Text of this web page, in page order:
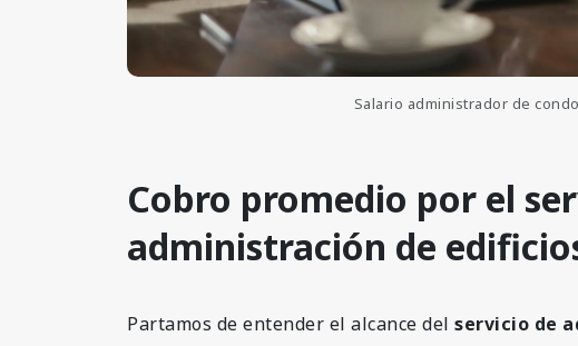
Salario administrador de
Cobro promedio por el
administración de
Partamos de entender el alcance del servicio de